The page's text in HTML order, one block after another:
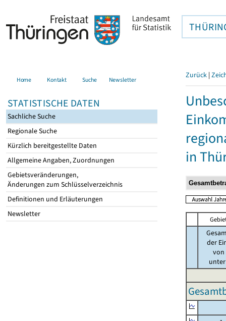
Home Kontakt Suche Newsletter
STATISTISCHE DATEN
Sachliche Suche
Regionale Suche
Kürzlich bereitgestellte Daten
Allgemeine Angaben, Zuordnungen
Gebietsveränderungen,
Änderungen zum Schlüsselverzeichnis
Definitionen und Erläuterungen
Newsletter
Zurück |
in
der
von
unter